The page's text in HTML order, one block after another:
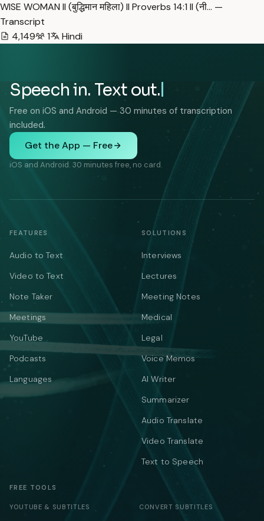
WISE WOMAN ll (बुद्धिमान महिला) ll Proverbs 14:1 ll (नी… —
Transcript
4,149
1 Hindi
Speech in. Text out.
Free on iOS and Android — 30 minutes of transcription
included.
Get the App — Free
iOS and Android. 30 minutes free, no card.
FEATURES
Audio to Text
Video to Text
Note Taker
Meetings
YouTube
Podcasts
Languages
SOLUTIONS
Interviews
Lectures
Meeting Notes
Medical
Legal
Voice Memos
AI Writer
Summarizer
Audio Translate
Video Translate
Text to Speech
FREE TOOLS
YOUTUBE & SUBTITLES CONVERT SUBTITLES